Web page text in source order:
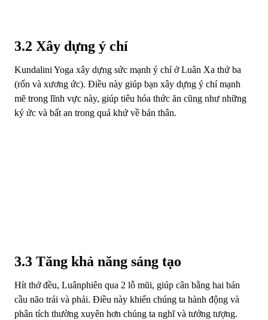
3.2 Xây dựng ý chí
Kundalini Yoga xây dựng sức mạnh ý chí ở Luân Xa thứ ba
(rốn và xương ức). Điều này giúp bạn xây dựng ý chí mạnh
mẽ trong lĩnh vực này, giúp tiêu hóa thức ăn cũng như những
ký ức và bất an trong quá khứ về bản thân.
3.3 Tăng khả năng sáng tạo
Hít thở đều, Luânphiên qua 2 lỗ mũi, giúp cân bằng hai bán
cầu não trái và phải. Điều này khiến chúng ta hành động và
phân tích thường xuyên hơn chúng ta nghĩ và tưởng tượng.